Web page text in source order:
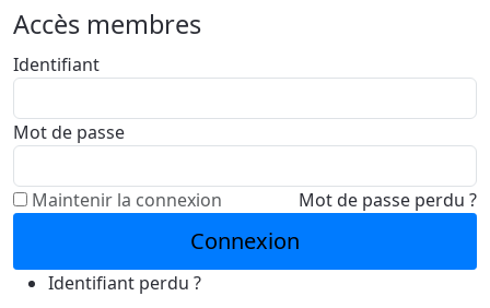
Accès membres
Identifiant
Mot de passe
Maintenir la connexion Mot de passe perdu ?
Connexion
Identifiant perdu ?